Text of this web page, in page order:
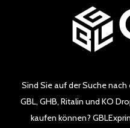
Sind Sie auf der Suche
GBL, GHB, Ritalin und KO
kaufen können?